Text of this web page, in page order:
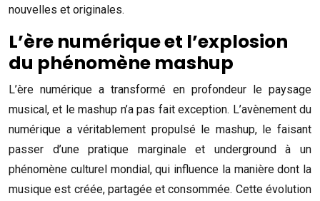
nouvelles et originales.
L’ère numérique et l’explosion
du phénomène mashup
L’ère numérique a transformé en profondeur le paysage
musical, et le mashup n’a pas fait exception. L’avènement du
numérique a véritablement propulsé le mashup, le faisant
passer d’une pratique marginale et underground à un
phénomène culturel mondial, qui influence la manière dont la
musique est créée, partagée et consommée. Cette évolution